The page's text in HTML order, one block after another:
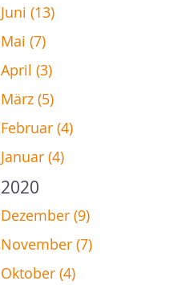
Juni (13)
Mai (7)
April (3)
März (5)
Februar (4)
Januar (4)
2020
Dezember (9)
November (7)
Oktober (4)